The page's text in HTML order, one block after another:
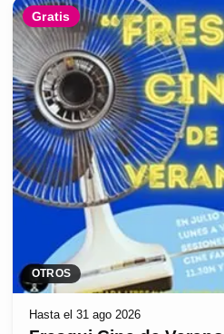
Gratis
OTROS
Hasta el 31 ago 2026